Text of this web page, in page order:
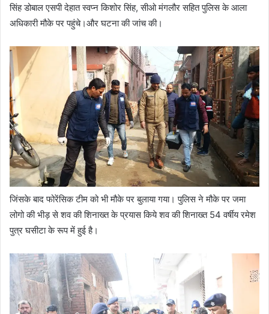
सिंह डोबाल एसपी देहात स्वप्न किशोर सिंह, सीओ मंगलौर सहित पुलिस के आला
अधिकारी मौके पर पहुंचे।और घटना की जांच की।
जिंसके बाद फोरेंसिक टीम को भी मौके पर बुलाया गया। पुलिस ने मौके पर जमा
लोगो की भीड़ से शव की शिनाख्त के प्रयास किये शव की शिनाख्त 54 वर्षीय रमेश
पुत्र घसीटा के रूप में हुई है।